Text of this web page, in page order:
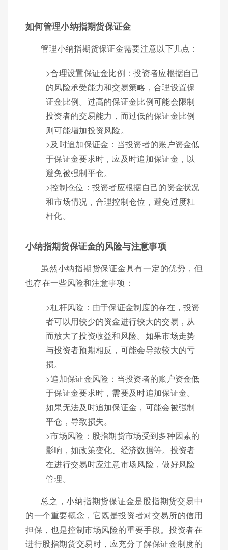
如何管理小纳指期货保证金
管理小纳指期货保证金需要注意以下几点：
>合理设置保证金比例：投资者应根据自己
的风险承受能力和交易策略，合理设置保
证金比例。过高的保证金比例可能会限制
投资者的交易能力，而过低的保证金比例
则可能增加投资风险。
>及时追加保证金：当投资者的账户资金低
于保证金要求时，应及时追加保证金，以
避免被强制平仓。
>控制仓位：投资者应根据自己的资金状况
和市场情况，合理控制仓位，避免过度杠
杆化。
小纳指期货保证金的风险与注意事项
虽然小纳指期货保证金具有一定的优势，但
也存在一些风险和注意事项：
>杠杆风险：由于保证金制度的存在，投资
者可以用较少的资金进行较大的交易，从
而放大了投资收益和风险。如果市场走势
与投资者预期相反，可能会导致较大的亏
损。
>追加保证金风险：当投资者的账户资金低
于保证金要求时，需要及时追加保证金。
如果无法及时追加保证金，可能会被强制
平仓，导致损失。
>市场风险：股指期货市场受到多种因素的
影响，如政策变化、经济数据等。投资者
在进行交易时应注意市场风险，做好风险
管理。
总之，小纳指期货保证金是股指期货交易中
的一个重要概念，它既是投资者对交易所的信用
担保，也是控制市场风险的重要手段。投资者在
进行股指期货交易时，应充分了解保证金制度的